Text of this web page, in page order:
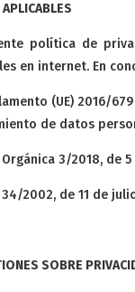
política de
en internet. En
(UE) 2016/
de datos
Orgánica 3/2018, de
34/2002, de 11 de
SOBRE